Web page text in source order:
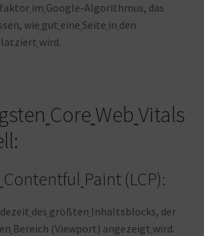
im Google-Algorithmus, das
wie gut eine Seite in den
wird.
Core Web Vitals
Contentful Paint (LCP):
des größten Inhaltsblocks, der
Bereich (Viewport) angezeigt wird.